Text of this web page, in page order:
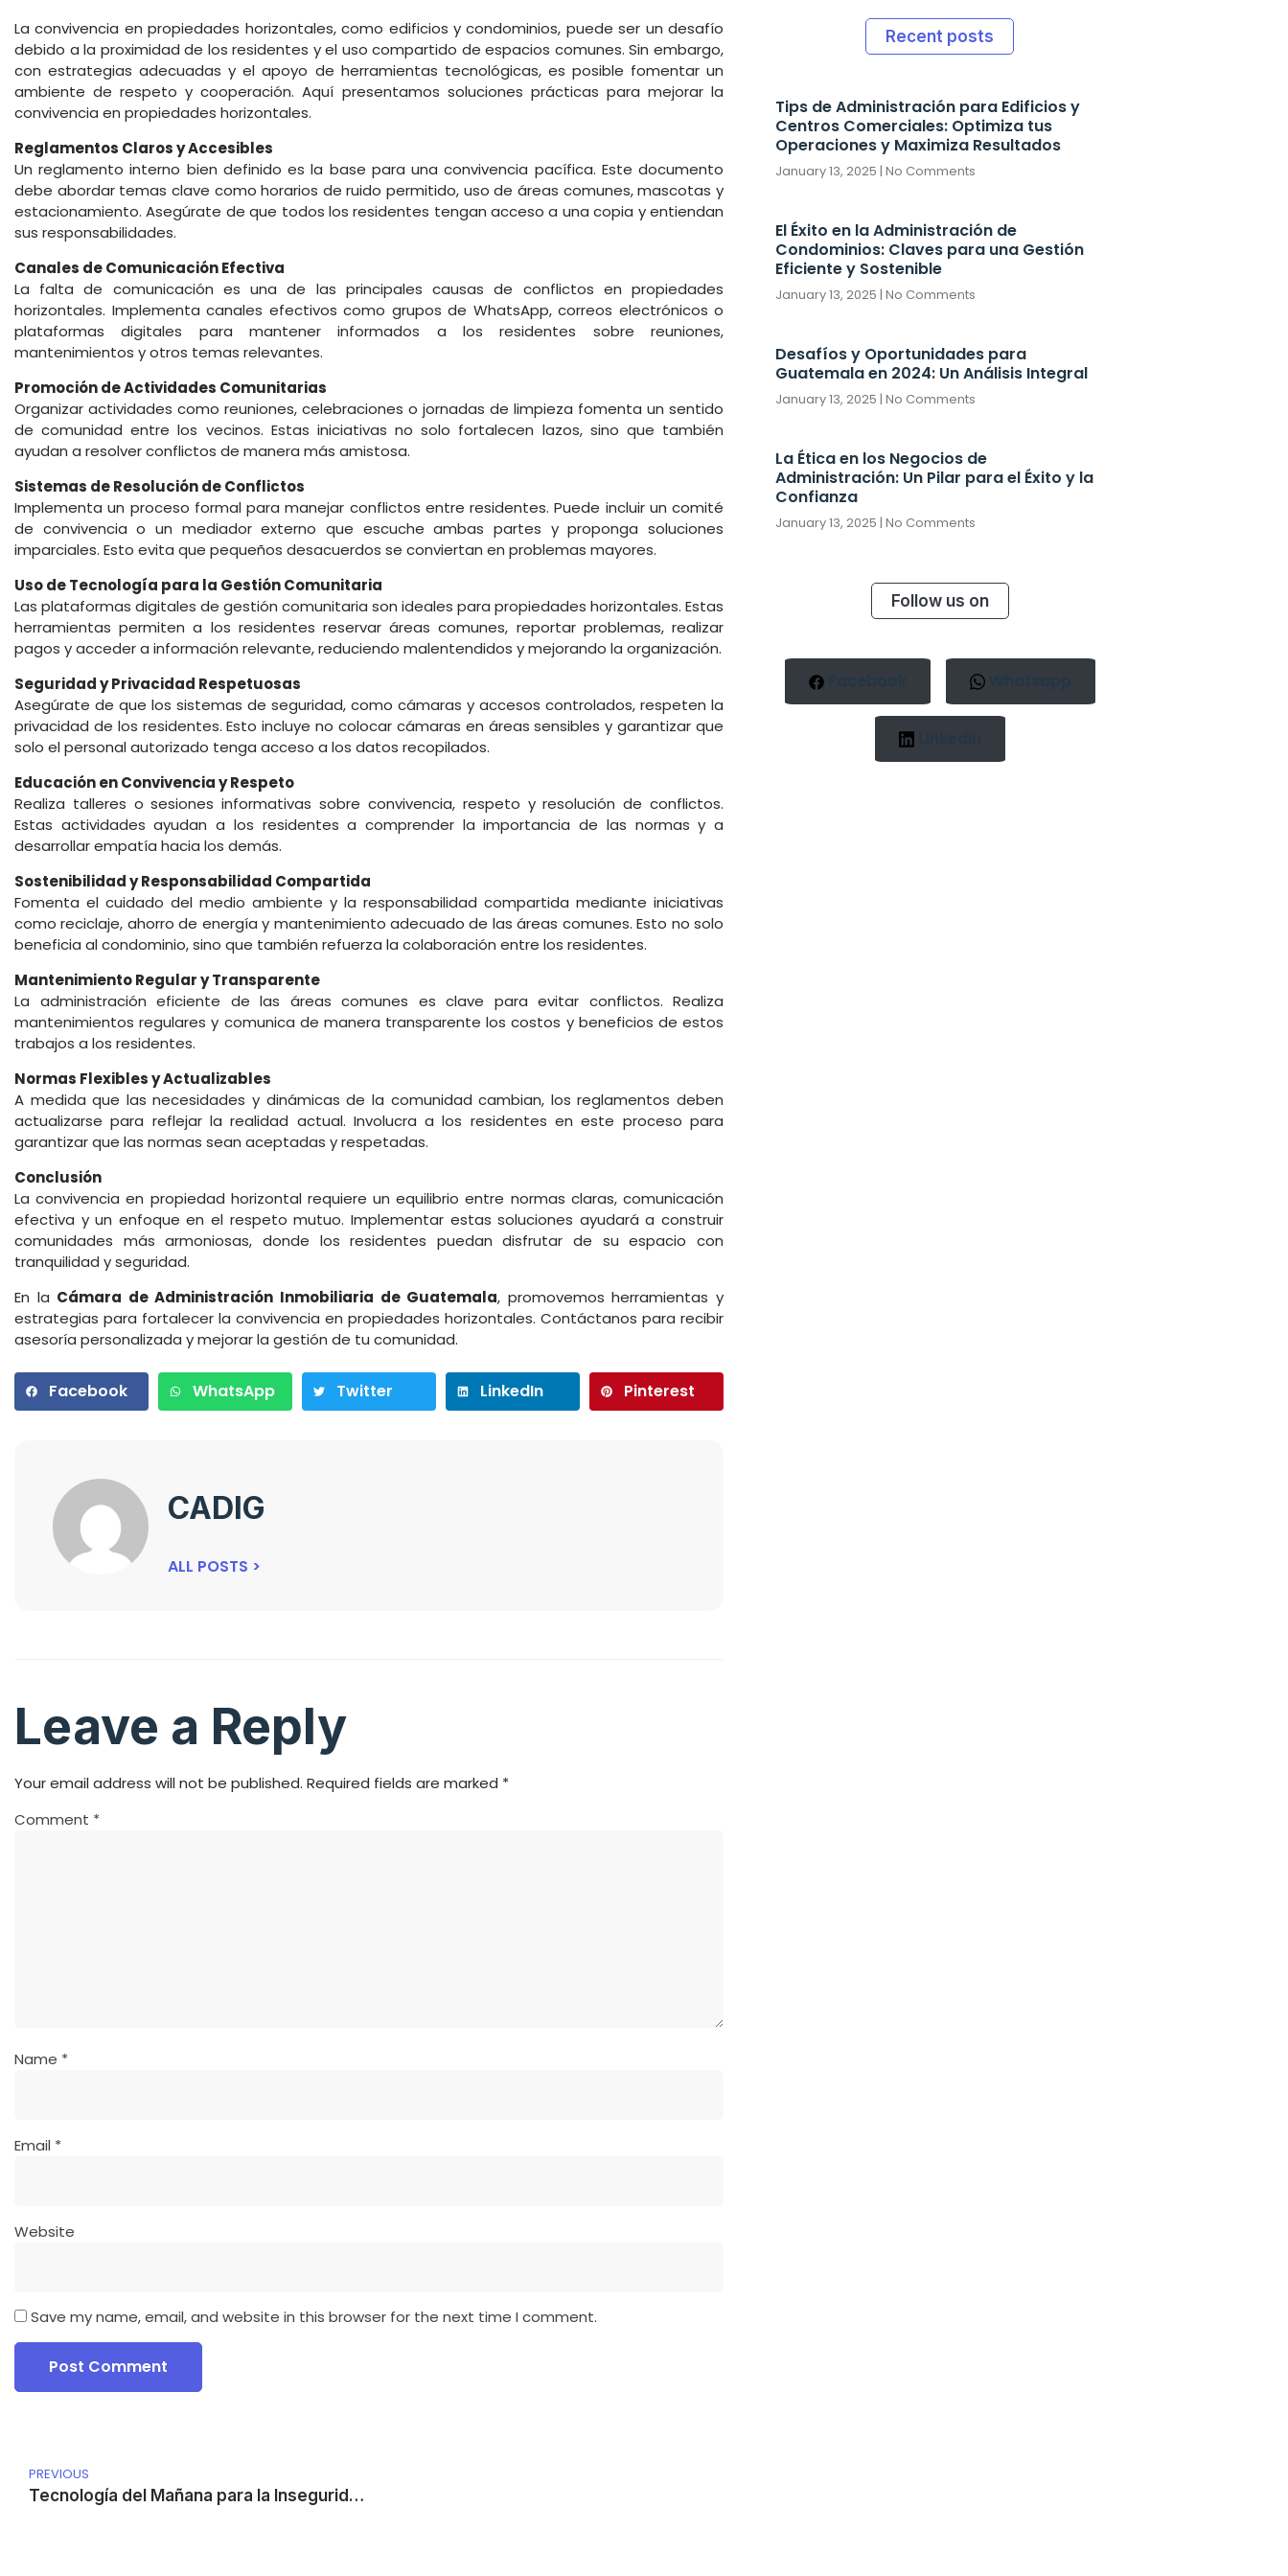
La convivencia en propiedades horizontales, como edificios y condominios, puede ser un desafío
debido a la proximidad de los residentes y el uso compartido de espacios comunes. Sin embargo,
con estrategias adecuadas y el apoyo de herramientas tecnológicas, es posible fomentar un
ambiente de respeto y cooperación. Aquí presentamos soluciones prácticas para mejorar la
convivencia en propiedades horizontales.
Reglamentos Claros y Accesibles
Un reglamento interno bien definido es la base para una convivencia pacífica. Este documento
debe abordar temas clave como horarios de ruido permitido, uso de áreas comunes, mascotas y
estacionamiento. Asegúrate de que todos los residentes tengan acceso a una copia y entiendan
sus responsabilidades.
Canales de Comunicación Efectiva
La falta de comunicación es una de las principales causas de conflictos en propiedades
horizontales. Implementa canales efectivos como grupos de WhatsApp, correos electrónicos o
plataformas digitales para mantener informados a los residentes sobre reuniones,
mantenimientos y otros temas relevantes.
Promoción de Actividades Comunitarias
Organizar actividades como reuniones, celebraciones o jornadas de limpieza fomenta un sentido
de comunidad entre los vecinos. Estas iniciativas no solo fortalecen lazos, sino que también
ayudan a resolver conflictos de manera más amistosa.
Sistemas de Resolución de Conflictos
Implementa un proceso formal para manejar conflictos entre residentes. Puede incluir un comité
de convivencia o un mediador externo que escuche ambas partes y proponga soluciones
imparciales. Esto evita que pequeños desacuerdos se conviertan en problemas mayores.
Uso de Tecnología para la Gestión Comunitaria
Las plataformas digitales de gestión comunitaria son ideales para propiedades horizontales. Estas
herramientas permiten a los residentes reservar áreas comunes, reportar problemas, realizar
pagos y acceder a información relevante, reduciendo malentendidos y mejorando la organización.
Seguridad y Privacidad Respetuosas
Asegúrate de que los sistemas de seguridad, como cámaras y accesos controlados, respeten la
privacidad de los residentes. Esto incluye no colocar cámaras en áreas sensibles y garantizar que
solo el personal autorizado tenga acceso a los datos recopilados.
Educación en Convivencia y Respeto
Realiza talleres o sesiones informativas sobre convivencia, respeto y resolución de conflictos.
Estas actividades ayudan a los residentes a comprender la importancia de las normas y a
desarrollar empatía hacia los demás.
Sostenibilidad y Responsabilidad Compartida
Fomenta el cuidado del medio ambiente y la responsabilidad compartida mediante iniciativas
como reciclaje, ahorro de energía y mantenimiento adecuado de las áreas comunes. Esto no solo
beneficia al condominio, sino que también refuerza la colaboración entre los residentes.
Mantenimiento Regular y Transparente
La administración eficiente de las áreas comunes es clave para evitar conflictos. Realiza
mantenimientos regulares y comunica de manera transparente los costos y beneficios de estos
trabajos a los residentes.
Normas Flexibles y Actualizables
A medida que las necesidades y dinámicas de la comunidad cambian, los reglamentos deben
actualizarse para reflejar la realidad actual. Involucra a los residentes en este proceso para
garantizar que las normas sean aceptadas y respetadas.
Conclusión
La convivencia en propiedad horizontal requiere un equilibrio entre normas claras, comunicación
efectiva y un enfoque en el respeto mutuo. Implementar estas soluciones ayudará a construir
comunidades más armoniosas, donde los residentes puedan disfrutar de su espacio con
tranquilidad y seguridad.
En la Cámara de Administración Inmobiliaria de Guatemala, promovemos herramientas y
estrategias para fortalecer la convivencia en propiedades horizontales. Contáctanos para recibir
asesoría personalizada y mejorar la gestión de tu comunidad.
Facebook WhatsApp Twitter LinkedIn Pinterest
CADIG
ALL POSTS >
Leave a Reply
Your email address will not be published. Required fields are marked *
Comment *
Name *
Email *
Website
Save my name, email, and website in this browser for the next time I comment.
PREVIOUS
Tecnología del Mañana para la Inseguridad de Hoy: Soluciones Adaptadas a Guatemala
Recent posts
Tips de Administración para Edificios y
Centros Comerciales: Optimiza tus
Operaciones y Maximiza Resultados
January 13, 2025 No Comments
El Éxito en la Administración de
Condominios: Claves para una Gestión
Eficiente y Sostenible
January 13, 2025 No Comments
Desafíos y Oportunidades para
Guatemala en 2024: Un Análisis Integral
January 13, 2025 No Comments
La Ética en los Negocios de
Administración: Un Pilar para el Éxito y la
Confianza
January 13, 2025 No Comments
Follow us on
Facebook Whatsapp
LinkedIn